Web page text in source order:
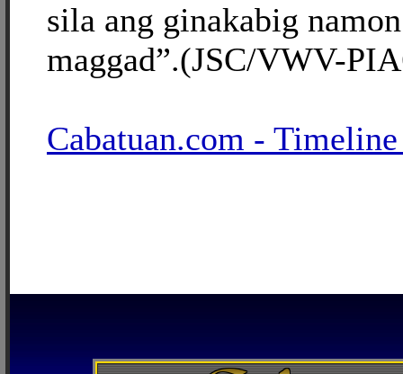
sila ang ginakabig
maggad”.(JSC/VWV-
Cabatuan.com -